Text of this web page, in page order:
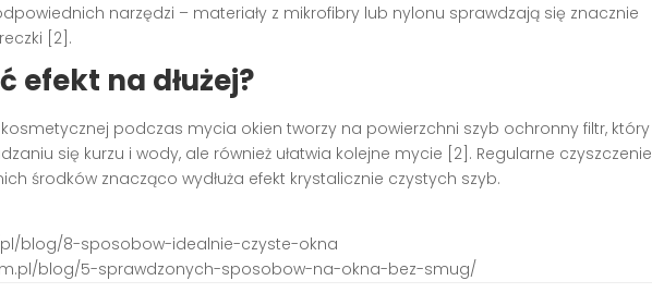
narzędzi – materiały z mikrofibry lub nylonu sprawdzają się znacznie
[2].
efekt na dłużej?
podczas mycia okien tworzy na powierzchni szyb ochronny filtr, który
się kurzu i wody, ale również ułatwia kolejne mycie [2]. Regularne czyszczenie
środków znacząco wydłuża efekt krystalicznie czystych szyb.
pl/blog/8-sposobow-idealnie-czyste-okna
blog/5-sprawdzonych-sposobow-na-okna-bez-smug/